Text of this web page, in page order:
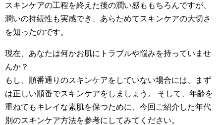
スキンケアの工程を終えた後の潤い感ももちろんですが、
潤いの持続性も実感でき、あらためてスキンケアの大切さ
を知ったのです。
現在、あなたは何かお肌にトラブルや悩みを持っていませ
んか？
もし、順番通りのスキンケアをしていない場合には、まず
は正しい順番でスキンケアをしましょう。 そして、年齢を
重ねてもキレイな素肌を保つために、今回ご紹介した年代
別のスキンケア方法を参考にしてみてください。